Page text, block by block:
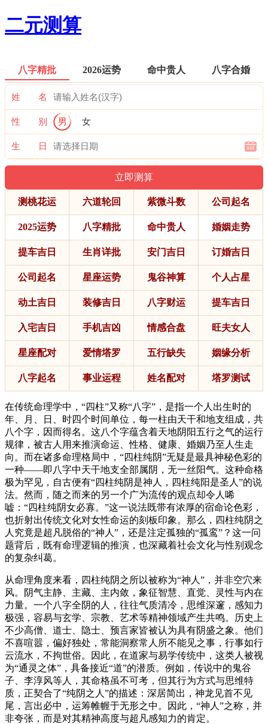
二元测算
八字精批 2026运势 命中贵人 八字合婚
姓 名
性 别 男 女
生 日
测桃花运 六道轮回 紫微斗数 公司起名
2025运势 八字精批 命中贵人 婚姻走势
提车吉日 生肖详批 安门吉日 订婚吉日
公司起名 星座运势 鬼谷神算 个人占星
动土吉日 装修吉日 八字财运 提车吉日
入宅吉日 手机吉凶 情感合盘 旺夫女人
星座配对 爱情塔罗 五行缺失 姻缘分析
八字起名 事业运程 姓名配对 塔罗测试
在传统命理学中，“四柱”又称“八字”，是指一个人出生时的
年、月、日、时四个时间单位，每一柱由天干和地支组成，共
八个字，因而得名。这八个字蕴含着天地阴阳五行之气的运行
规律，被古人用来推演命运、性格、健康、婚姻乃至人生走
向。而在诸多命理格局中，“四柱纯阴”无疑是最具神秘色彩的
一种——即八字中天干地支全部属阴，无一丝阳气。这种命格
极为罕见，自古便有“四柱纯阴是神人，四柱纯阳是圣人”的说
法。然而，随之而来的另一个广为流传的观点却令人唏
嘘：“四柱纯阴女必寡。”这一说法既带有浓厚的宿命论色彩，
也折射出传统文化对女性命运的刻板印象。那么，四柱纯阴之
人究竟是超凡脱俗的“神人”，还是注定孤独的“孤鸾”？这一问
题背后，既有命理逻辑的推演，也深藏着社会文化与性别观念
的复杂纠葛。
从命理角度来看，四柱纯阴之所以被称为“神人”，并非空穴来
风。阴气主静、主藏、主内敛，象征智慧、直觉、灵性与内在
力量。一个八字全阴的人，往往气质清冷，思维深邃，感知力
极强，容易与玄学、宗教、艺术等精神领域产生共鸣。历史上
不少高僧、道士、隐士、预言家皆被认为具有阴盛之象。他们
不喜喧嚣，偏好独处，常能洞察常人所不能见之事，行事如行
云流水，不拘世俗。因此，在道家与易学传统中，这类人被视
为“通灵之体”，具备接近“道”的潜质。例如，传说中的鬼谷
子、李淳风等人，其命格虽不可考，但其行为方式与思维特
质，正契合了“纯阴之人”的描述：深居简出，神龙见首不见
尾，言出必中，运筹帷幄于无形之中。因此，“神人”之称，并
非夸张，而是对其精神高度与超凡感知力的肯定。